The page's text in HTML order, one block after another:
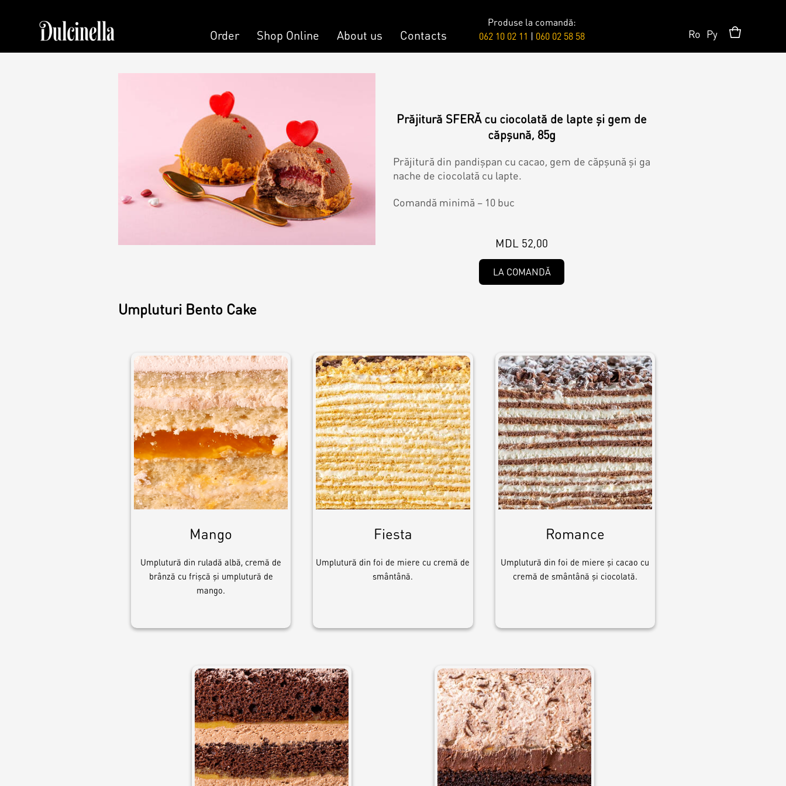
Order
Candy Bar
Personalized Desserts
Kalach
Shop Online
Pastry
Cake (Slice)
Dessert
Macaron
Placinta
Raw & Vegan
Cakes Topper
Candles
About us Contacts
Produse la comandă:
062 10 02 11 | 060 02 58 58 Ro Ру
Prăjitură SFERĂ cu ciocolată de lapte și gem de
căpșună, 85g
Prăjitură din pandișpan cu cacao, gem de căpșună și ga
nache de ciocolată cu lapte.
Comandă minimă – 10 buc
MDL 52,00
LA COMANDĂ
Umpluturi Bento Cake
Mango
Umplutură din ruladă albă, cremă de
brânză cu frişcă şi umplutură de
mango.
Fiesta
Umplutură din foi de miere cu cremă de
smântână.
Romance
Umplutură din foi de miere și cacao cu
cremă de smântână și ciocolată.